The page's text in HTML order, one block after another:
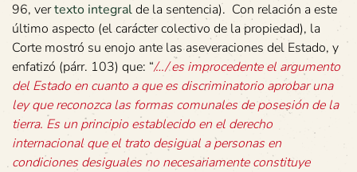
96, vertexto integralde la sentencia). Con relación a este
último aspecto (el carácter colectivo de la propiedad), la
Corte mostró su enojo ante las aseveraciones del Estado, y
enfatizó (párr. 103) que: “/…/ es improcedente el argumento
del Estado en cuanto a que es discriminatorio aprobar una
ley que reconozca las formas comunales de posesión de la
tierra. Es un principio establecido en el derecho
internacional que el trato desigual a personas en
condiciones desiguales no necesariamente constituye